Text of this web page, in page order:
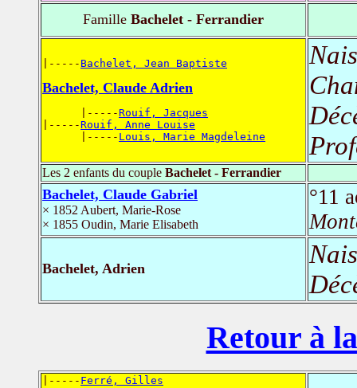
Famille Bachelet - Ferrandier
|----- Bachelet, Jean Baptiste
Bachelet, Claude Adrien
      |-----
Rouif, Jacques
|-----Rouif, Anne Louise
      |-----
Louis, Marie Magdeleine
Les 2 enfants du couple Bachelet - Ferrandier
Bachelet, Claude Gabriel
× 1852 Aubert, Marie-Rose
× 1855 Oudin, Marie Elisabeth
°11
Bachelet, Adrien
Retour à
|----- Ferré, Gilles